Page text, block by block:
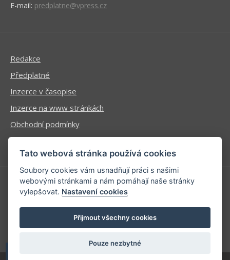
E-mail: predplatne@vpress.cz
Redakce
Předplatné
Inzerce v časopise
Inzerce na www stránkách
Obchodní podmínky
Ochrana osobních údajů
Příhlášení | Registrace
Kontaktní informace
Mapa stránek
Tato webová stránka používá cookies
Soubory cookies vám usnadňují práci s našimi
webovými stránkami a nám pomáhají naše stránky
vylepšovat. Nastavení cookies
Přijmout všechny cookies
Pouze nezbytné